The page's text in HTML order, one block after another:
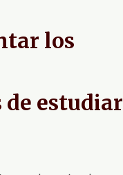
los
de estudiar